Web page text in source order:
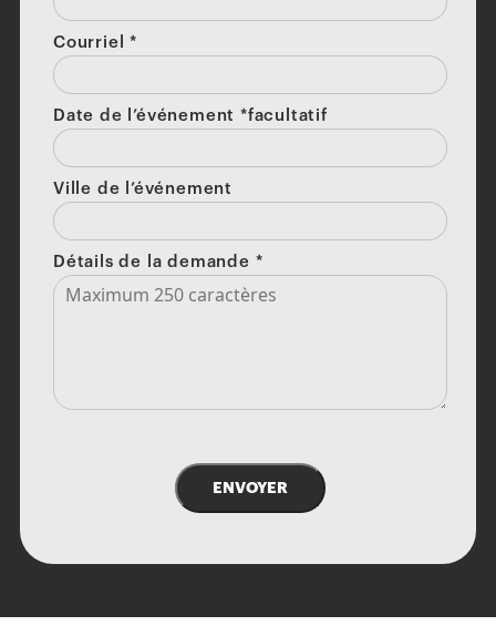
Courriel*
Date de l’événement *facultatif
Ville de l’événement
Détails de la demande *
ENVOYER